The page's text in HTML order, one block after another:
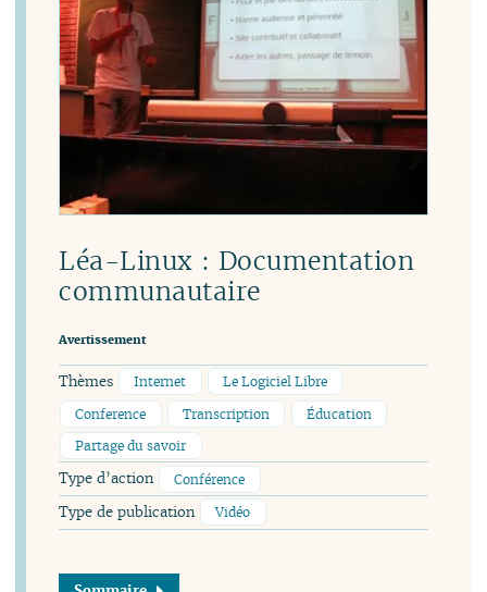
Léa-Linux : Documentation
communautaire
Avertissement
Thèmes Internet
Le Logiciel Libre
Conference
Transcription
Éducation
Partage du savoir
Type d’action Conférence
Type de publication Vidéo